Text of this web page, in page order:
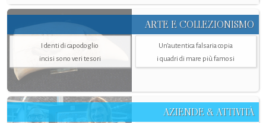
ARTE E COLLEZIONISMO
I denti di capodoglio
incisi sono veri tesori
Un’autentica falsaria copia
i quadri di mare più famosi
AZIENDE & ATTIVITÀ